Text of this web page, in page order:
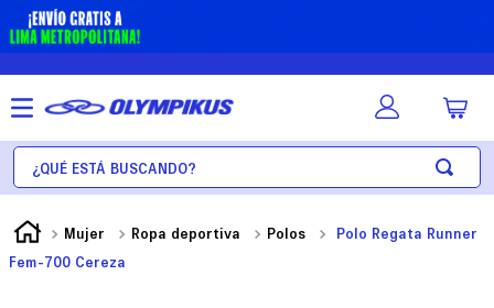
¿Qué está buscando?
Mujer Ropa deportiva Polos
Polo Regata Runner
Fem-700 Cereza